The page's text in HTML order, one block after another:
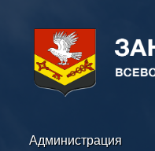
Администрация